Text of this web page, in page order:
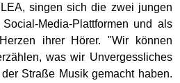
singen sich die zwei jungen
Media-Plattformen und als
ihrer Hörer. "Wir können
was wir Unvergessliches
Straße Musik gemacht haben.